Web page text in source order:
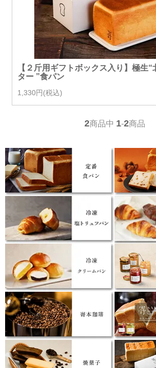
【２斤用ギフトボックス入り】極生
ター ”食パン
1,330円(税込)
2商品中 1-2商品